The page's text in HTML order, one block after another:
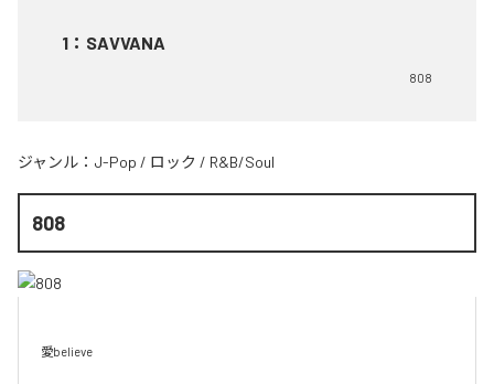
1 ： SAVVANA
808
ジャンル： J-Pop / ロック / R&B/Soul
808
愛believe